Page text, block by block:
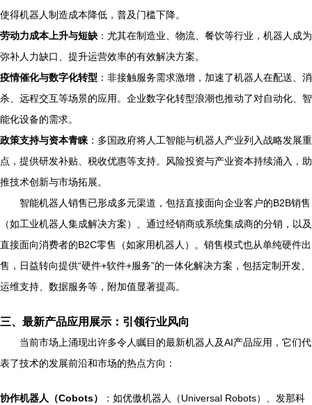
使得机器人制造成本降低，普及门槛下降。
劳动力成本上升与短缺 ：尤其在制造业、物流、餐饮等行业，机器人成为
弥补人力缺口、提升运营效率的有效解决方案。
疫情催化与数字化转型 ：非接触服务需求激增，加速了机器人在配送、消
杀、远程交互等场景的应用。企业数字化转型浪潮也推动了对自动化、智
能化设备的需求。
政策支持与资本青睐 ：多国政府将人工智能与机器人产业列入战略发展重
点，提供研发补贴、税收优惠等支持。风险投资与产业资本持续涌入，助
推技术创新与市场拓展。
智能机器人销售已形成多元渠道，包括直接面向企业客户的B2B销售
（如工业机器人集成解决方案）、通过经销商或系统集成商的分销，以及
直接面向消费者的B2C零售（如家用机器人）。销售模式也从单纯硬件出
售，日益转向提供“硬件+软件+服务”的一体化解决方案，包括定制开发、
运维支持、数据服务等，附加值显著提高。
三、最新产品应用展示：引领行业风向
当前市场上涌现出许多令人瞩目的最新机器人及AI产品应用，它们代
表了技术的发展前沿和市场的热点方向：
协作机器人（Cobots） ：如优傲机器人（Universal Robots）、发那科